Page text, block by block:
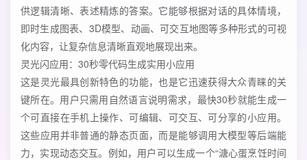
供逻辑清晰、表述精炼的答案。它能够根据对话的具体情境，
即时生成图表、3D模型、动画、可交互地图等多种形式的可视
化内容，让复杂信息清晰直观地展现出来。
灵光闪应用：30秒零代码生成实用小应用
这是灵光最具创新特色的功能，也是它迅速获得大众青睐的关
键所在。用户只需用自然语言说明需求，最快30秒就能生成一
个可直接在手机上操作、可编辑、可交互、可分享的小应用。
这些应用并非普通的静态页面，而是能够调用大模型等后端能
力，实现动态交互。例如，用户可以生成一个“溏心蛋烹饪时间